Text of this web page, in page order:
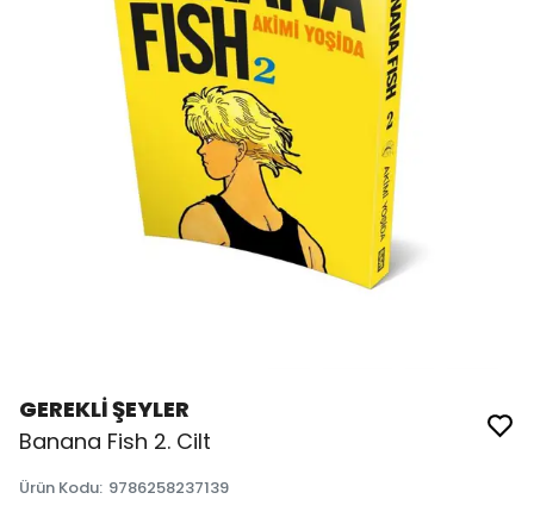
GEREKLİ ŞEYLER
Banana Fish 2. Cilt
Ürün Kodu: 9786258237139